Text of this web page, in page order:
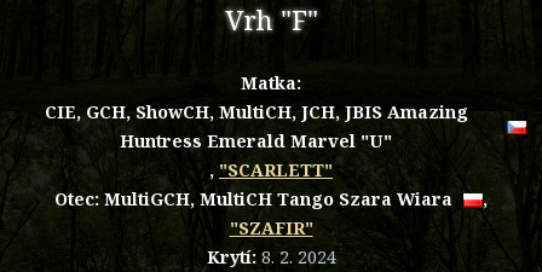
Vrh "F"
Matka:
CIE, GCH, ShowCH, MultiCH, JCH, JBIS Amazing
Huntress Emerald Marvel "U"
, "SCARLETT"
Otec: MultiGCH, MultiCH Tango Szara Wiara
,
"SZAFIR"
Krytí:8. 2. 2024